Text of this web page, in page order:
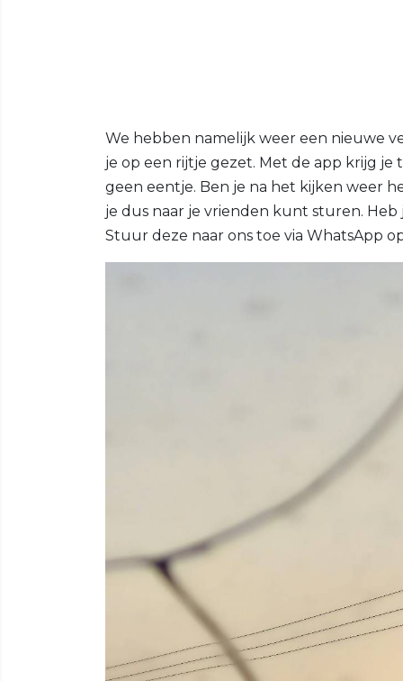
We hebben namelijk weer een nieuwe
je op een rijtje gezet. Met de app krijg je
geen eentje. Ben je na het kijken weer
je dus naar je vrienden kunt sturen.
Stuur deze naar ons toe via WhatsApp